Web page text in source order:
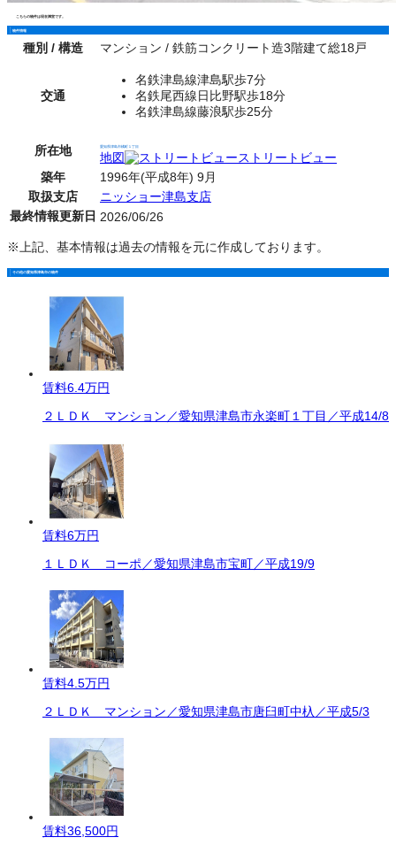
こちらの物件は現在満室です。
物件情報
種別 / 構造 マンション / 鉄筋コンクリート造3階建て総18戸
交通
名鉄津島線津島駅歩7分
名鉄尾西線日比野駅歩18分
名鉄津島線藤浪駅歩25分
所在地 愛知県津島市橘町１丁目
地図
ストリートビュー
築年
1996年(平成8年) 9月
取扱支店
ニッショー津島支店
最終情報更新日 2026/06/26
※上記、基本情報は過去の情報を元に作成しております。
その他の愛知県津島市の物件
賃料6.4万円
２ＬＤＫ マンション／愛知県津島市永楽町１丁目／平成14/8
賃料6万円
１ＬＤＫ コーポ／愛知県津島市宝町／平成19/9
賃料4.5万円
２ＬＤＫ マンション／愛知県津島市唐臼町中杁／平成5/3
賃料36,500円